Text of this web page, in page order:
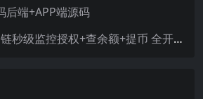
后端+APP端源码
【转载】tron链秒级监控授权+查余额+提币 全开源带视频教程文字教程